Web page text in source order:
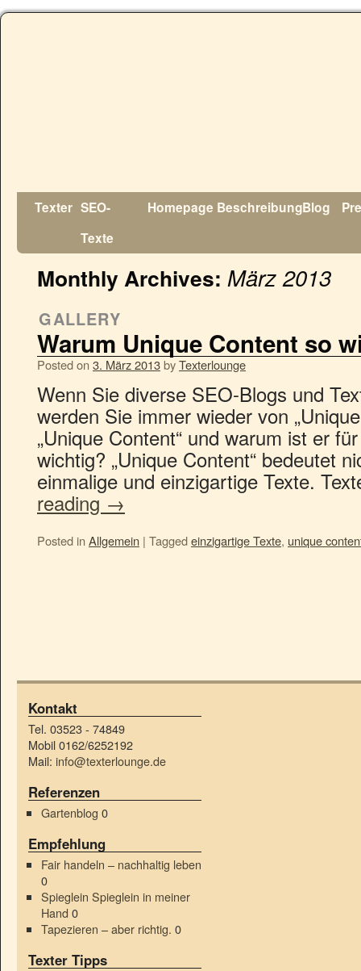
Texter SEO-
Texte
Homepage BeschreibungBlog
Monthly Archives: März 2013
GALLERY
Warum Unique Content so
Posted on 3. März 2013byTexterlounge
Wenn Sie diverse SEO-Blogs und
werden Sie immer wieder von
„Unique Content“ und warum ist er
wichtig? „Unique Content“ bedeutet
einmalige und einzigartige Texte.
reading→
Posted in Allgemein | Taggedeinzigartige Texte, unique
Kontakt
Tel. 03523 - 74849
Mobil 0162/6252192
Mail: info@texterlounge.de
Referenzen
Gartenblog 0
Empfehlung
Fair handeln – nachhaltig leben
0
Spieglein Spieglein in meiner
Hand 0
Tapezieren – aber richtig. 0
Texter Tipps